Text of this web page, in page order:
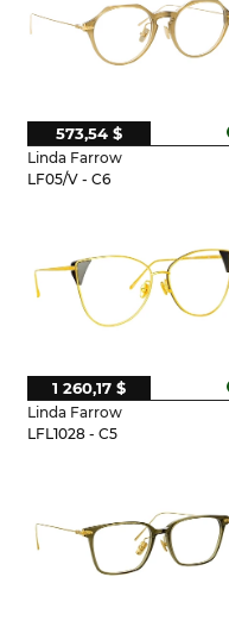
Linda Farrow
LF05/V - C6
573,54 $
Linda Farrow
LFL1028 - C5
1 260,17 $